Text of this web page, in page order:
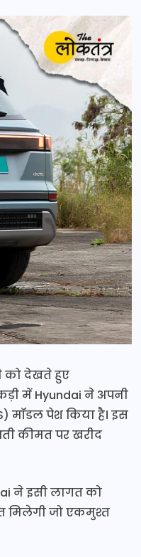
को देखते हुए
में Hyundai ने अपनी
मॉडल पेश किया है। इस
कीमत पर खरीद
ने इसी लागत को
मिलेगी जो एकमुश्त